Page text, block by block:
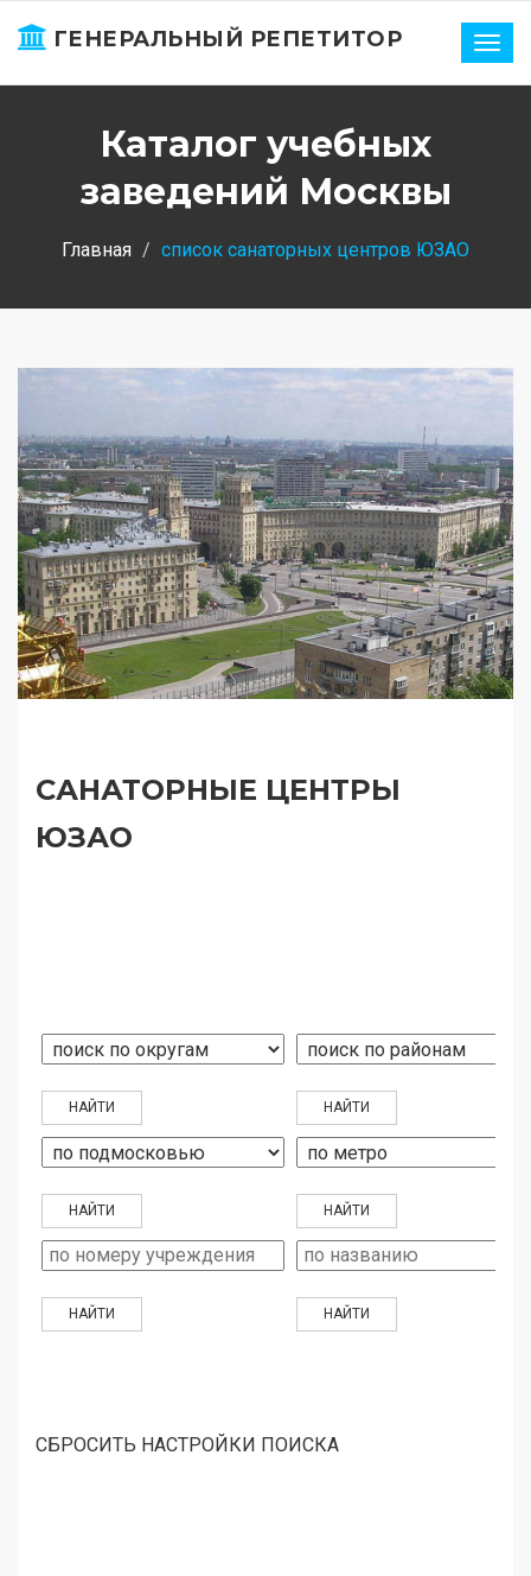
ГЕНЕРАЛЬНЫЙ РЕПЕТИТОР
Каталог учебных
заведений Москвы
Главная список санаторных центров ЮЗАО
САНАТОРНЫЕ ЦЕНТРЫ
ЮЗАО
СБРОСИТЬ НАСТРОЙКИ ПОИСКА